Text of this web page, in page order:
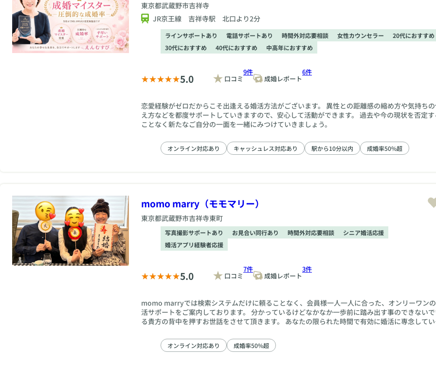
東京都武蔵野市吉祥寺
JR京王線 吉祥寺駅 北口より2分
ラインサポートあり 電話サポートあり 時間外対応要相談 女性カウンセラー
20代におすすめ
30代におすすめ
40代におすすめ 中高年におすすめ
5.0 口コミ
9件
成婚レポート
6件
恋愛経験がゼロだからこそ出逢える婚活方法がございます。 異性との距離感の縮め方や気持ち
え方などを都度サポートしていきますので、安心して活動ができます。 過去や今の現状を否定
ことなく新たなご自分の一面を一緒にみつけていきましょう。
オンライン対応あり キャッシュレス対応あり 駅から10分以内 成婚率50%超
momo marry（モモマリー）
東京都武蔵野市吉祥寺東町
写真撮影サポートあり お見合い同行あり 時間外対応要相談
シニア婚活応援
婚活アプリ経験者応援
5.0 口コミ
7件
成婚レポート
3件
momo marryでは検索システムだけに頼ることなく、会員様一人一人に合った、オンリーワン
活サポートをご案内しております。 分かっているけどなかなか一歩前に踏み出す事のできない
る貴方の背中を押すお世話をさせて頂きます。 あなたの限られた時間で有効に婚活に専念して
応も柔軟に対応しております。
オンライン対応あり 成婚率50%超